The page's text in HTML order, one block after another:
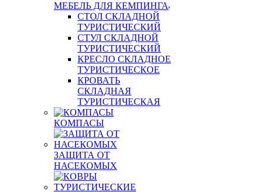
МЕБЕЛЬ ДЛЯ КЕМПИНГА
СТОЛ СКЛАДНОЙ
ТУРИСТИЧЕСКИЙ
СТУЛ СКЛАДНОЙ
ТУРИСТИЧЕСКИЙ
КРЕСЛО СКЛАДНОЕ
ТУРИСТИЧЕСКОЕ
КРОВАТЬ
СКЛАДНАЯ
ТУРИСТИЧЕСКАЯ
КОМПАСЫ
ЗАЩИТА ОТ
НАСЕКОМЫХ